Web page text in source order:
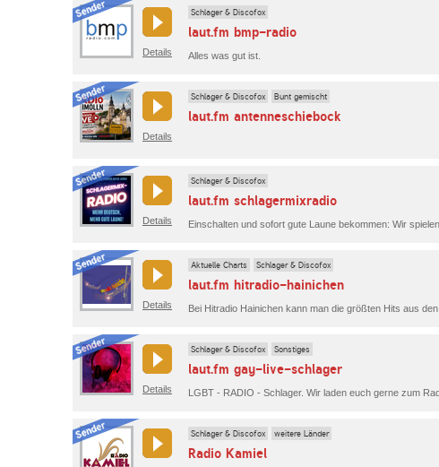
Details
Schlager & Discofox
laut.fm bmp-radio
Alles was gut ist.
Details
Schlager & Discofox Bunt gemischt
laut.fm antenneschiebock
Details
Schlager & Discofox
laut.fm schlagermixradio
Details
Aktuelle Charts Schlager & Discofox
laut.fm hitradio-hainichen
Details
Schlager & Discofox Sonstiges
laut.fm gay-live-schlager
Schlager & Discofox weitere Länder
Radio Kamiel